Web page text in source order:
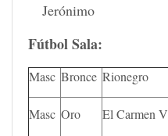
Jerónimo
Fútbol Sala:
Masc Bronce Rionegro
Masc Oro El Carmen V